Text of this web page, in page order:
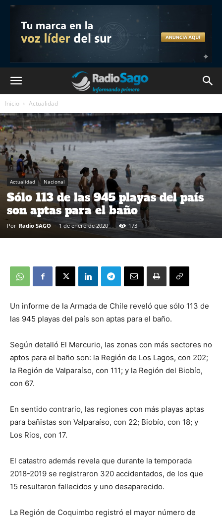
Inicio Actualidad
Actualidad Nacional
Sólo 113 de las 945 playas del país
son aptas para el baño
Por Radio SAGO - 1 de enero de 2020 173
Un informe de la Armada de Chile reveló que sólo 113 de
las 945 playas del país son aptas para el baño.
Según detalló El Mercurio, las zonas con más sectores no
aptos para el baño son: la Región de Los Lagos, con 202;
la Región de Valparaíso, con 111; y la Región del Biobío,
con 67.
En sentido contrario, las regiones con más playas aptas
para bañistas son Valparaíso, con 22; Biobío, con 18; y
Los Rios, con 17.
El catastro además revela que durante la temporada
2018-2019 se registraron 320 accidentados, de los que
15 resultaron fallecidos y uno desaparecido.
La Región de Coquimbo registró el mayor número de